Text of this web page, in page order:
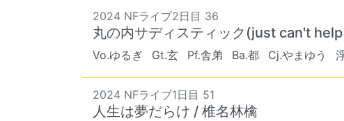
2024 NFライブ2日目 36
丸の内サディスティック(just can't
Vo.ゆるぎ Gt.玄 Pf.舎弟 Ba.都 Cj.やまゆう
2024 NFライブ1日目 51
人生は夢だらけ / 椎名林檎